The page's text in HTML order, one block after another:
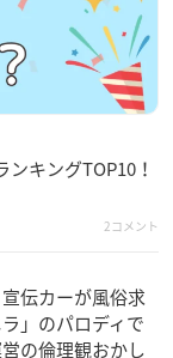
キングTOP10！
2コメント
宣伝カーが風俗求
」のパロディで
の倫理観おかし